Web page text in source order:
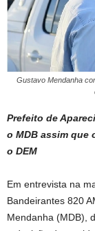
Gustavo Mendanha
Prefeito de
o MDB assim que
o DEM
Em entrevista na
Bandeirantes 820
Mendanha (MDB),